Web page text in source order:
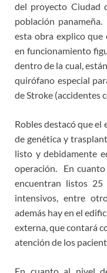
del proyecto Ciudad
población
esta obra explico
en funcionamiento
dentro de la cual,
quirófano especial
de Stroke (accidentes
Robles destacó que
de genética y
listo y debidamente
operación. En
encuentran listos 25
intensivos, entre
además hay en el
externa, que contará
atención de los